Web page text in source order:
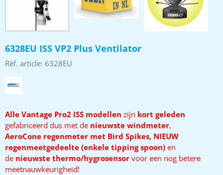
6328EU ISS VP2 Plus Ventilator
Réf. article: 6328EU
Alle Vantage Pro2 ISS modellen zijn kort geleden
gefabriceerd dus met de nieuwste windmeter,
AeroCone regenmeter met Bird Spikes, NIEUW
regenmeetgedeelte (enkele tipping spoon) en
de nieuwste thermo/hygrosensor voor een nog betere
meetnauwkeurigheid!